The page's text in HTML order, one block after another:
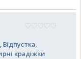
Відпустка
крадіжки